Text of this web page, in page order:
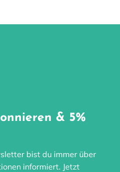
& 5%
bist du immer über
informiert. Jetzt